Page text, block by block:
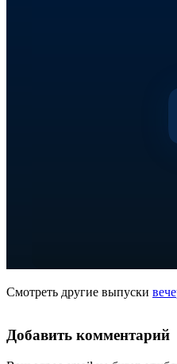
Смотреть другие выпуски
Добавить комментарий